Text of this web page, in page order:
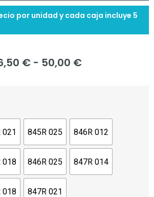
por unidad y cada caja incluye 5
€ - 50,00 €
021 845R 025 846R 012
018 846R 025 847R 014
018 847R 021